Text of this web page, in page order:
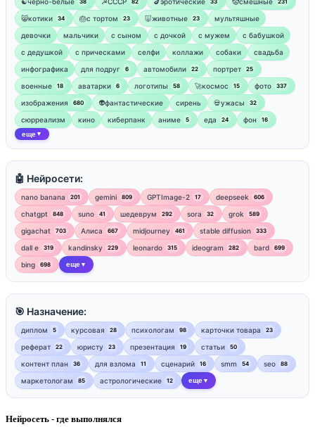
😸котики 34 🎂с тортом 23 🐷животные 23
мультяшные
девочки
мальчики с сыном с дочкой с мужем
с бабушкой
с дедушкой
с прическами селфи коллажи собаки
свадьба
инфографика
для подруг 6 автомобили 22 портрет 25
военные 18 аватарки 6 логотипы 58 🚀космос 15 фото 337
изображения 680 👽фантастические сирень 💀ужасы 32
сюрреализм кино киберпанк аниме 5 еда 24 фон 16
еще ▼
🤖 Нейросети:
nano banana 201 gemini 809 GPTImage-2 17 deepseek 606
chatgpt 848 suno 41 шедеврум 292 sora 32 grok 589
gigachat 703 Алиса 667 midjourney 461 stable diffusion 333
dall e 319 kandinsky 229 leonardo 315 ideogram 282 bard 699
bing 698 еще ▼
🎯 Назначение:
диплом 5 курсовая 28 психологам 98 карточки товара 23
реферат 22 юристу 23 презентация 19 статьи 50
контент план 36 для взлома 11 сценарий 16 smm 54 seo 88
маркетологам 85 астрологические 12 еще ▼
Нейросеть - где выполнялся